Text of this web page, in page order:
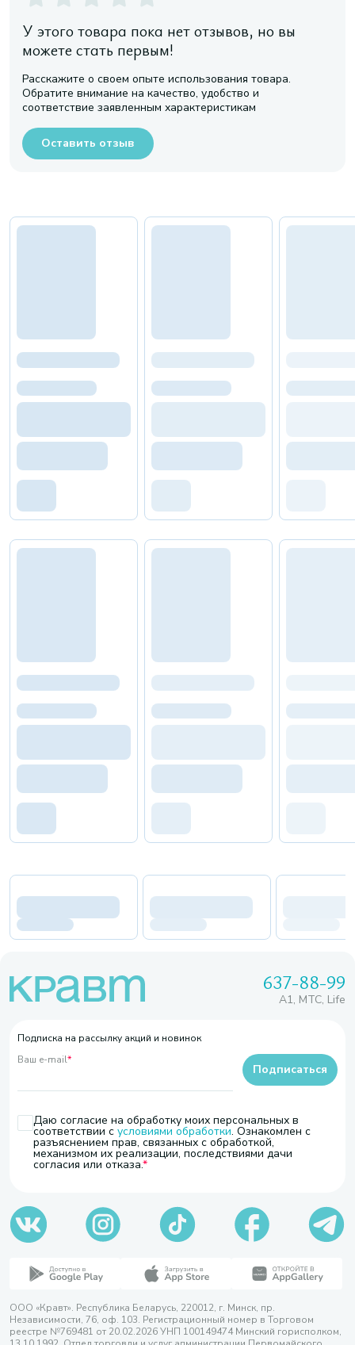
У этого товара пока нет отзывов, но вы
можете стать первым!
Расскажите о своем опыте использования товара.
Обратите внимание на качество, удобство и
соответствие заявленным характеристикам
Оставить отзыв
637-88-99
A1, МТС, Life
Подписка на рассылку акций и новинок
Ваш e-mail*
Даю согласие на обработку моих персональных в
соответствии с условиями обработки. Ознакомлен с
разъяснением прав, связанных с обработкой,
механизмом их реализации, последствиями дачи
согласия или отказа.
Подписаться
ООО «Кравт». Республика Беларусь, 220012, г. Минск, пр.
Независимости, 76, оф. 103. Регистрационный номер в Торговом
реестре №769481 от 20.02.2026 УНП 100149474 Минский горисполком,